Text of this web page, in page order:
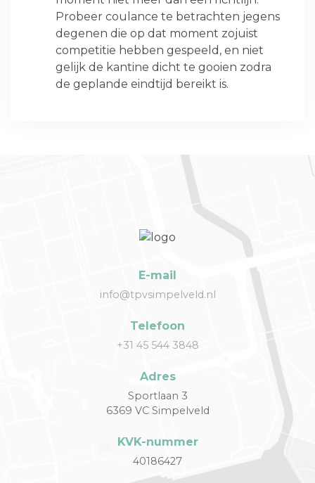
Probeer coulance te betrachten jegens
degenen die op dat moment zojuist
competitie hebben gespeeld, en niet
gelijk de kantine dicht te gooien zodra
de geplande eindtijd bereikt is.
E-mail
info@tpvsimpelveld.nl
Telefoon
+31 45 544 3848
Adres
Sportlaan 3
6369 VC Simpelveld
KVK-nummer
40186427